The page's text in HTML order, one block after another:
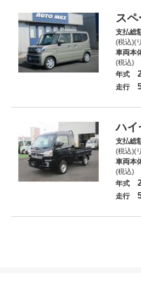
ス
支払総
(税込)(
車両本
(税込)
年式
走行
ハイ
支払総
(税込)(
車両本
(税込)
年式
走行